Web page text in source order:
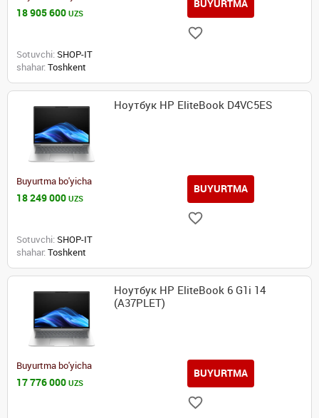
18 905 600 UZS
BUYURTMA
Sotuvchi: SHOP-IT
shahar: Toshkent
Ноутбук HP EliteBook D4VC5ES
Buyurtma bo'yicha
18 249 000 UZS
BUYURTMA
Sotuvchi: SHOP-IT
shahar: Toshkent
Ноутбук HP EliteBook 6 G1i 14
(A37PLET)
Buyurtma bo'yicha
17 776 000 UZS
BUYURTMA